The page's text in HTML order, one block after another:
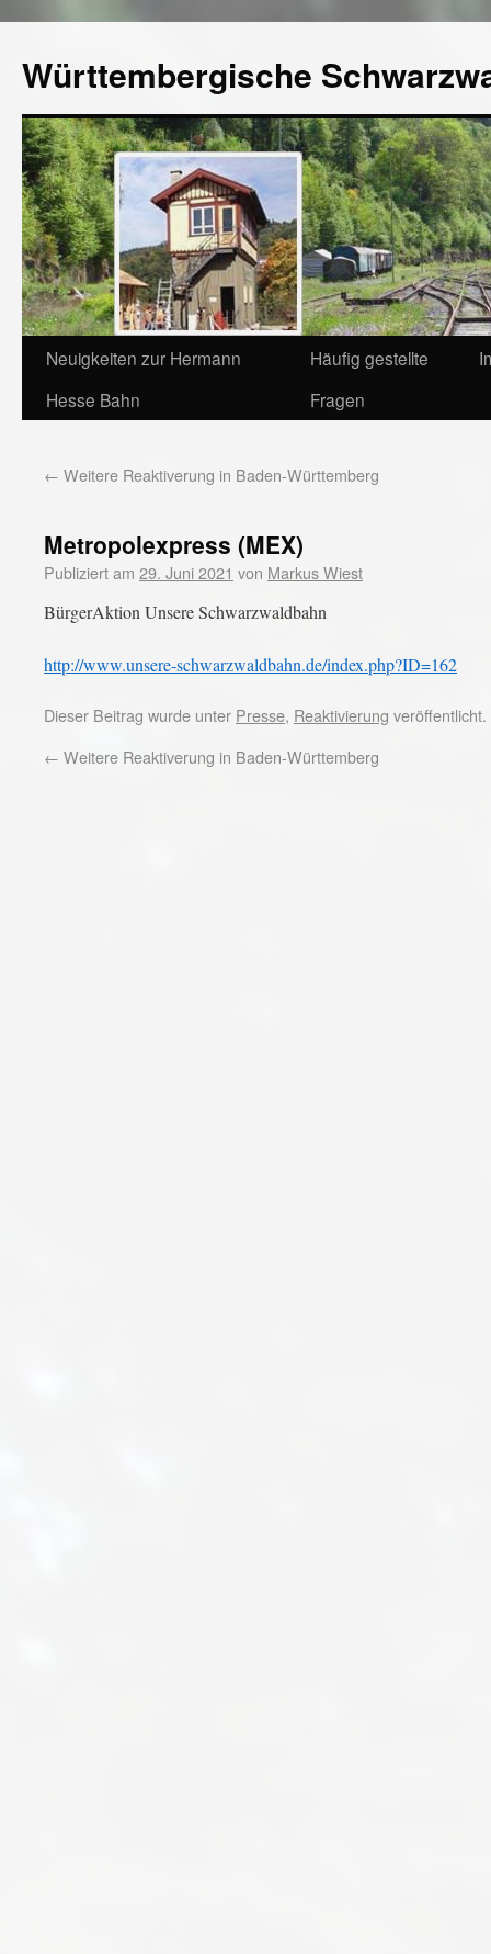
Württembergische
Neuigkeiten zur Hermann
Hesse Bahn
Häufig gestellte
Fragen
← Weitere Reaktiverung in Baden-Württemberg
Metropolexpress (MEX)
Publiziert am 29. Juni 2021 von Markus Wiest
BürgerAktion Unsere Schwarzwaldbahn
http://www.unsere-schwarzwaldbahn.de/index.php?ID=162
Dieser Beitrag wurde unter Presse, Reaktivierung
← Weitere Reaktiverung in Baden-Württemberg